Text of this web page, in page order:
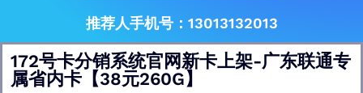
推荐人手机号：13013132013
172号卡分销系统官网新卡上架-广东联通专
属省内卡【38元260G】